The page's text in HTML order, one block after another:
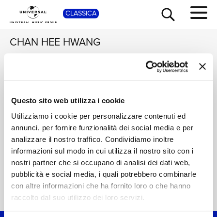
Questo sito web utilizza i cookie
Utilizziamo i cookie per personalizzare contenuti ed
annunci, per fornire funzionalità dei social media e per
analizzare il nostro traffico. Condividiamo inoltre
informazioni sul modo in cui utilizza il nostro sito con i
nostri partner che si occupano di analisi dei dati web,
pubblicità e social media, i quali potrebbero combinarle
con altre informazioni che ha fornito loro o che hanno
raccolto dal suo utilizzo dei loro servizi.
CLASSICA
CHAN HEE HWANG
ZÜRCHER
DAVID PHILIP HEFTI
Shades of Love:
Korean Drama
Soundtracks
Digitale
Home Classica > Chan Hee Hwang
SHOP
TOUR
NEWS
RICERCA
CHI SIAMO
CONTATTI
NEWSLETTER